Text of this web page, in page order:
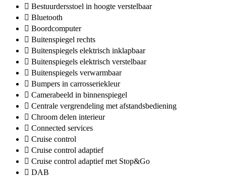
Bestuurdersstoel in hoogte verstelbaar
Bluetooth
Boordcomputer
Buitenspiegel rechts
Buitenspiegels elektrisch inklapbaar
Buitenspiegels elektrisch verstelbaar
Buitenspiegels verwarmbaar
Bumpers in carrosseriekleur
Camerabeeld in binnenspiegel
Centrale vergrendeling met afstandsbediening
Chroom delen interieur
Connected services
Cruise control
Cruise control adaptief
Cruise control adaptief met Stop&Go
DAB